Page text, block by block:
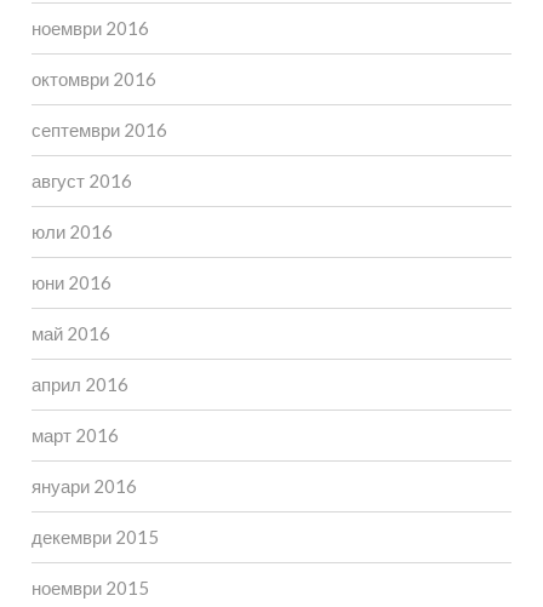
ноември 2016
октомври 2016
септември 2016
август 2016
юли 2016
юни 2016
май 2016
април 2016
март 2016
януари 2016
декември 2015
ноември 2015